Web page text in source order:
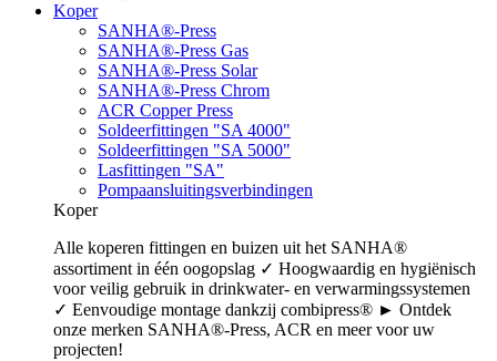
Koper
SANHA®-Press
SANHA®-Press Gas
SANHA®-Press Solar
SANHA®-Press Chrom
ACR Copper Press
Soldeerfittingen "SA 4000"
Soldeerfittingen "SA 5000"
Lasfittingen "SA"
Pompaansluitingsverbindingen
Koper
Alle koperen fittingen en buizen uit het SANHA®
assortiment in één oogopslag ✓ Hoogwaardig en hygiënisch
voor veilig gebruik in drinkwater- en verwarmingssystemen
✓ Eenvoudige montage dankzij combipress® ► Ontdek
onze merken SANHA®-Press, ACR en meer voor uw
projecten!